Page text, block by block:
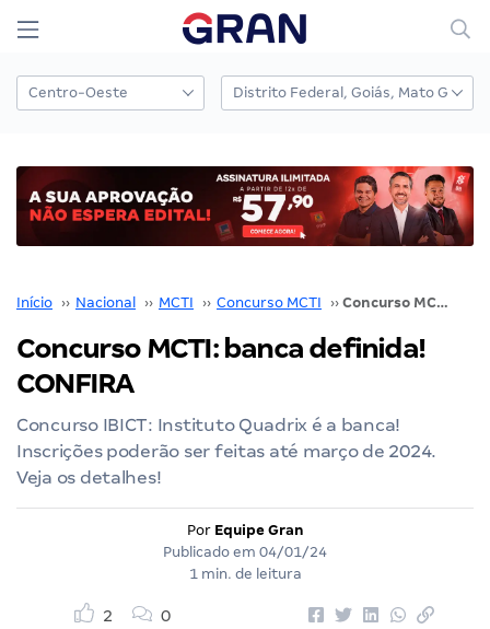
Início ›› Nacional ›› MCTI ›› Concurso MCTI ›› Concurso MCTI: banca definida! CONFIRA
Concurso MCTI: banca definida!
CONFIRA
Concurso IBICT: Instituto Quadrix é a banca!
Inscrições poderão ser feitas até março de 2024.
Veja os detalhes!
Por Equipe Gran
Publicado em 04/01/24
1 min. de leitura
2 0